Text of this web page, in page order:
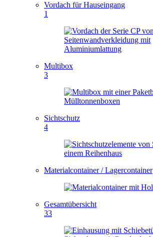
Vordach für Hauseingang
1
Multibox
3
Sichtschutz
4
Materialcontainer / Lagercontainer
Gesamtübersicht
33